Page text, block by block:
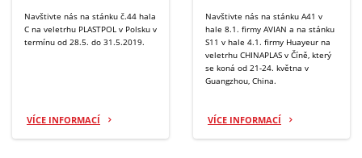
Navštivte nás na stánku č.44 hala
C na veletrhu PLASTPOL v Polsku v
termínu od 28.5. do 31.5.2019.
VÍCE INFORMACÍ
Navštivte nás na stánku A41 v
hale 8.1. firmy AVIAN a na stánku
S11 v hale 4.1. firmy Huayeur na
veletrhu CHINAPLAS v Číně, který
se koná od 21-24. května v
Guangzhou, China.
VÍCE INFORMACÍ